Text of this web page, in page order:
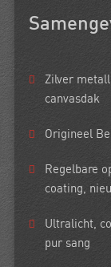
Zilver
canvasdak
Origineel
Regelbare
coating
Ultralicht,
pur sang